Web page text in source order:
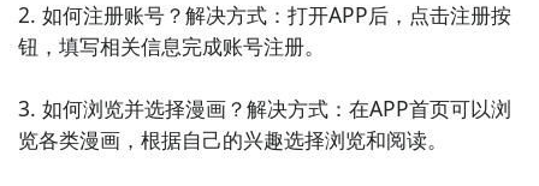
用户可以在其中畅享精彩的漫画故事。同时，它还支持
夜间模式和阅读记录等功能，让阅读更加便捷。
6. 《风行漫画》：这款APP提供了大量精品漫画作品，
包括热门的国内外漫画和动画改编作品。用户可以通过
2. 如何注册账号？解决方式：打开APP后，点击注册按
钮，填写相关信息完成账号注册。
3. 如何浏览并选择漫画？解决方式：在APP首页可以浏
览各类漫画，根据自己的兴趣选择浏览和阅读。